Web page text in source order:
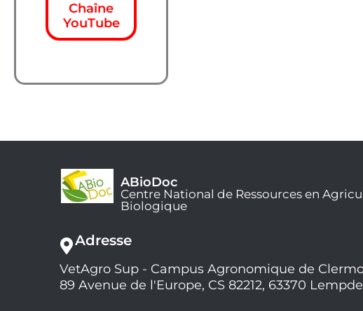
Chaîne
YouTube
ABioDoc
Centre National de Ressources en
Biologique
Adresse
VetAgro Sup - Campus Agronomique de
89 Avenue de l'Europe, CS 82212, 63370